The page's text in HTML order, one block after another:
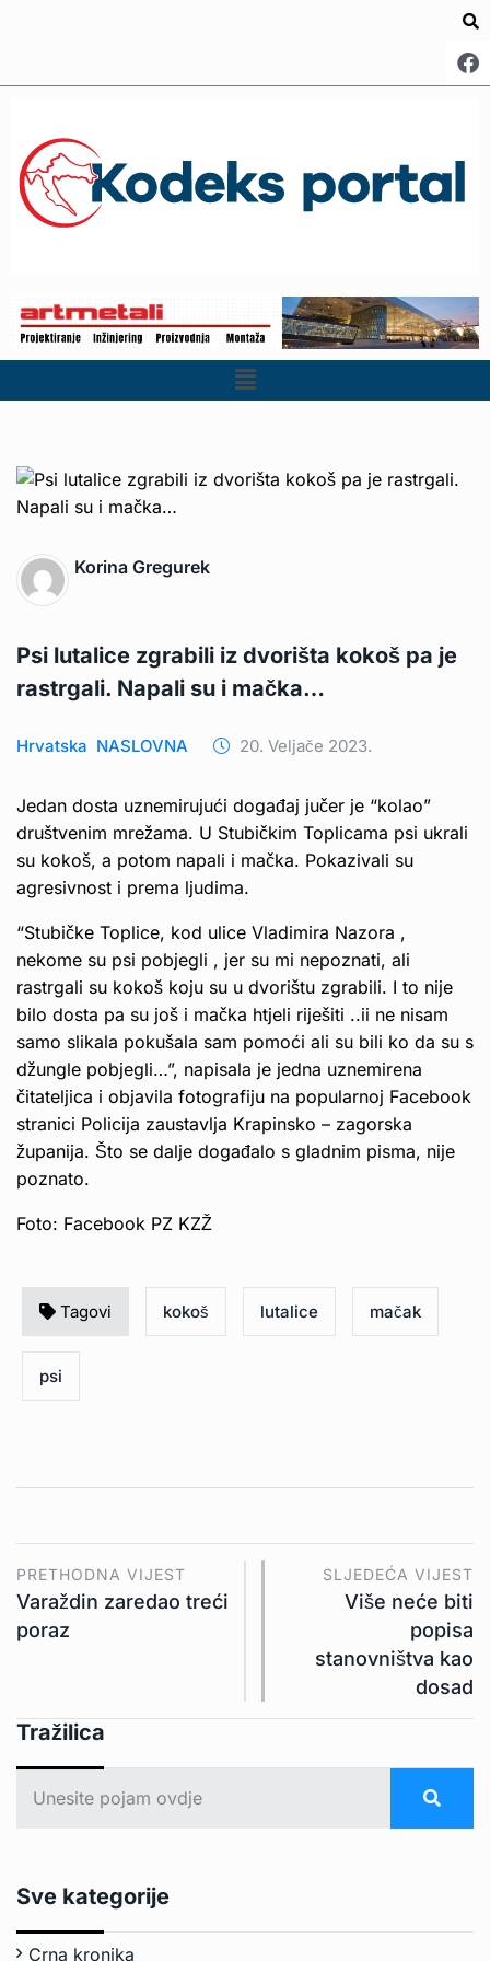
Korina Gregurek
Psi lutalice zgrabili iz dvorišta kokoš pa je
rastrgali. Napali su i mačka…
Hrvatska NASLOVNA 20. Veljače 2023.
Jedan dosta uznemirujući događaj jučer je “kolao”
društvenim mrežama. U Stubičkim Toplicama psi ukrali
su kokoš, a potom napali i mačka. Pokazivali su
agresivnost i prema ljudima.
“Stubičke Toplice, kod ulice Vladimira Nazora ,
nekome su psi pobjegli , jer su mi nepoznati, ali
rastrgali su kokoš koju su u dvorištu zgrabili. I to nije
bilo dosta pa su još i mačka htjeli riješiti ..ii ne nisam
samo slikala pokušala sam pomoći ali su bili ko da su s
džungle pobjegli…”, napisala je jedna uznemirena
čitateljica i objavila fotografiju na popularnoj Facebook
stranici Policija zaustavlja Krapinsko – zagorska
županija. Što se dalje događalo s gladnim pisma, nije
poznato.
Foto: Facebook PZ KZŽ
Tagovi kokoš lutalice mačak
psi
PRETHODNA VIJEST
Varaždin zaredao treći
poraz
SLJEDEĆA VIJEST
Više neće biti
popisa
stanovništva kao
dosad
Tražilica
Sve kategorije
Crna kronika